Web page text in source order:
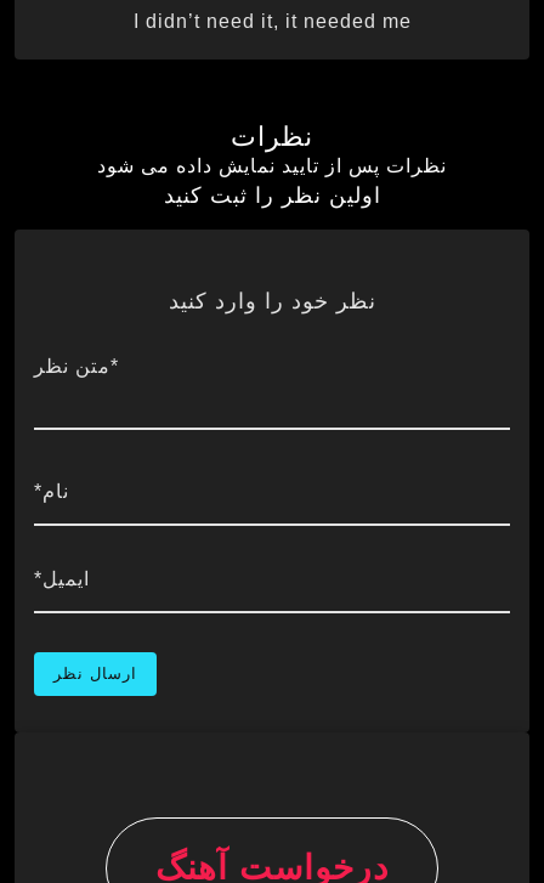
I didn’t need it, it needed me
نظرات
نظرات پس از تایید نمایش داده می شود
اولین نظر را ثبت کنید
نظر خود را وارد کنید
*متن نظر
نام*
ایمیل*
درخواست آهنگ